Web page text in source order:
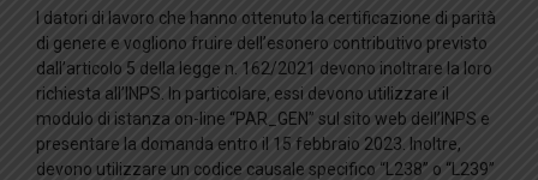
I datori di lavoro che hanno ottenuto la certificazione di parità
di genere e vogliono fruire dell’esonero contributivo previsto
dall’articolo 5 della legge n. 162/2021 devono inoltrare la loro
richiesta all’INPS. In particolare, essi devono utilizzare il
modulo di istanza on-line “PAR_GEN” sul sito web dell’INPS e
presentare la domanda entro il 15 febbraio 2023. Inoltre,
devono utilizzare un codice causale specifico “L238” o “L239”